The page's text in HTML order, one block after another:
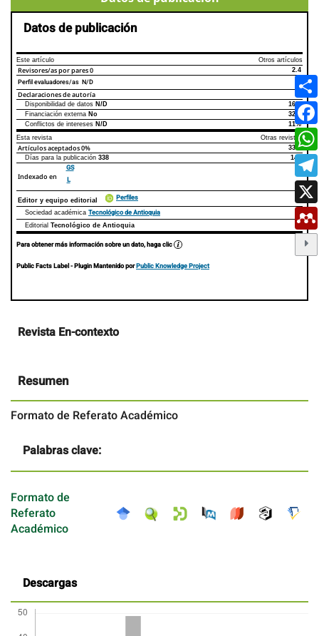
Datos de publicación
Este artículo Otros artículos
Revisores/as por pares0 2.4
Perfil evaluadores/as N/D
Declaraciones de autoría
Declaraciones de autoríaEste artículo
Disponibilidad de datos N/D
16%
Financiación externa No
32%
Conflictos de intereses N/D
11%
Esta revista
Otras revistas
Artículos aceptados0%
33%
Días para la publicación 338 145
Indexado en
GS
L
Editor y equipo editorial Perfiles
Sociedad académica Tecnológico de Antioquia
Editorial Tecnológico de Antioquia
Para obtener más información sobre un dato, haga clic
Public Facts Label- Plugin Mantenido porPublic Knowledge Project
Contenido
principal
Revista En-contexto
Resumen
Formato de Referato Académico
Palabras clave:
Formato de
Referato
Académico
Descargas